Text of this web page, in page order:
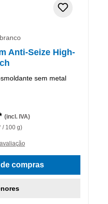
Anti-Seize High-
sem metal
(incl. IVA)
/ 100 g)
compras